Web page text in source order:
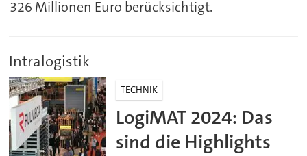
326 Millionen Euro berücksichtigt.
Intralogistik
TECHNIK
LogiMAT 2024: Das
sind die Highlights